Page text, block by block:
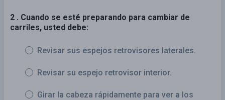
2 . Cuando se esté preparando para cambiar de
carriles, usted debe:
Revisar sus espejos retrovisores laterales.
Revisar su espejo retrovisor interior.
Girar la cabeza rápidamente para ver a los